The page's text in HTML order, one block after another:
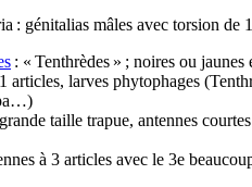
: génitalias mâles avec torsion de
: « Tenthrèdes » ; noires ou jaunes
articles, larves phytophages
taille trapue, antennes
à 3 articles avec le 3e